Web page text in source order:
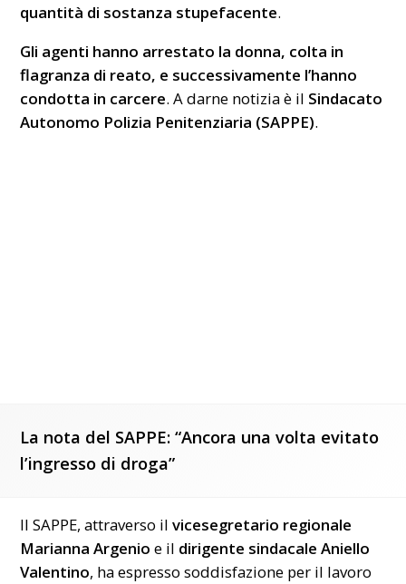
quantità di sostanza stupefacente.
Gli agenti hanno arrestato la donna, colta in
flagranza di reato, e successivamente l’hanno
condotta in carcere. A darne notizia è il Sindacato
Autonomo Polizia Penitenziaria (SAPPE).
La nota del SAPPE: “Ancora una volta evitato
l’ingresso di droga”
Il SAPPE, attraverso ilvicesegretario regionale
Marianna Argenio e il dirigente sindacale Aniello
Valentino, ha espresso soddisfazione per il lavoro